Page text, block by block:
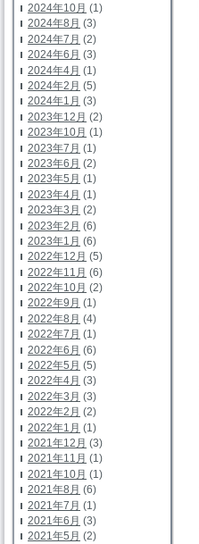
2024年10月 (1)
2024年8月 (3)
2024年7月 (2)
2024年6月 (3)
2024年4月 (1)
2024年2月 (5)
2024年1月 (3)
2023年12月 (2)
2023年10月 (1)
2023年7月 (1)
2023年6月 (2)
2023年5月 (1)
2023年4月 (1)
2023年3月 (2)
2023年2月 (6)
2023年1月 (6)
2022年12月 (5)
2022年11月 (6)
2022年10月 (2)
2022年9月 (1)
2022年8月 (4)
2022年7月 (1)
2022年6月 (6)
2022年5月 (5)
2022年4月 (3)
2022年3月 (3)
2022年2月 (2)
2022年1月 (1)
2021年12月 (3)
2021年11月 (1)
2021年10月 (1)
2021年8月 (6)
2021年7月 (1)
2021年6月 (3)
2021年5月 (2)